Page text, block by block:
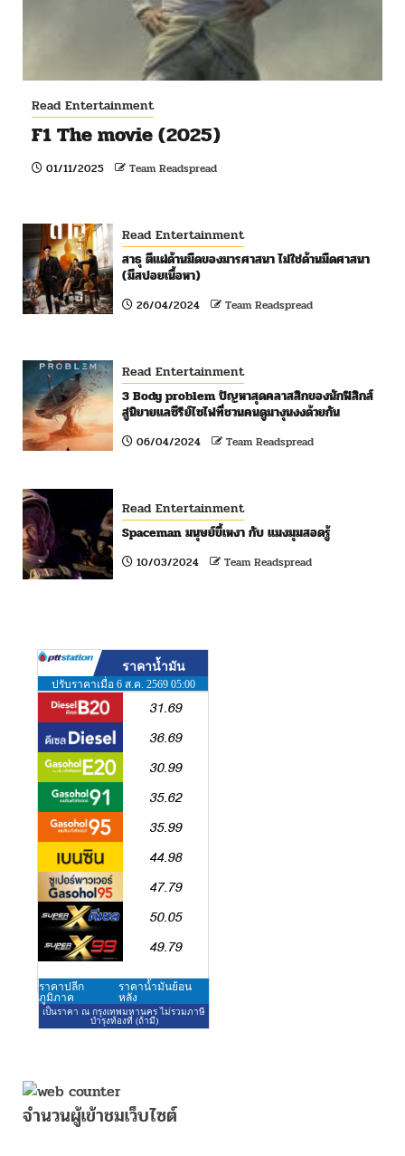
Read Entertainment
F1 The movie (2025)
01/11/2025 Team Readspread
Read Entertainment
สาธุ ตีแผ่ด้านมืดของมารศาสนา ไม่ใช่ด้านมืดศาสนา
(มีสปอยเนื้อหา)
26/04/2024 Team Readspread
Read Entertainment
3 Body problem ปัญหาสุดคลาสสิกของนักฟิสิกส์
สู่นิยายแลซีรีย์ไซไฟที่ชวนคนดูมางุนงงด้วยกัน
06/04/2024 Team Readspread
Read Entertainment
Spaceman มนุษย์ขี้เหงา กับ แมงมุมสอดรู้
10/03/2024 Team Readspread
จำนวนผู้เข้าชมเว็บไซต์